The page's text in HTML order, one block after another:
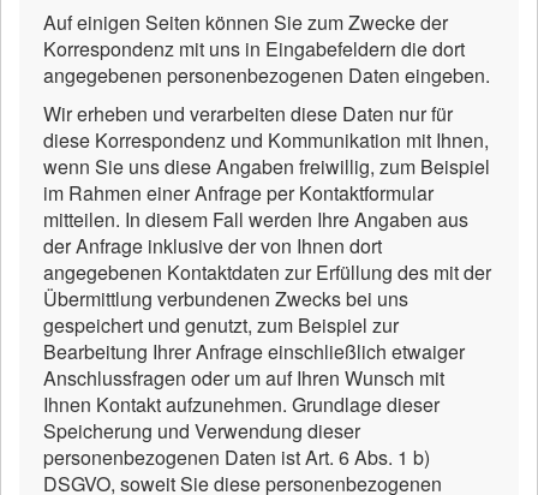
Auf einigen Seiten können Sie zum Zwecke der
Korrespondenz mit uns in Eingabefeldern die dort
angegebenen personenbezogenen Daten eingeben.
Wir erheben und verarbeiten diese Daten nur für
diese Korrespondenz und Kommunikation mit Ihnen,
wenn Sie uns diese Angaben freiwillig, zum Beispiel
im Rahmen einer Anfrage per Kontaktformular
mitteilen. In diesem Fall werden Ihre Angaben aus
der Anfrage inklusive der von Ihnen dort
angegebenen Kontaktdaten zur Erfüllung des mit der
Übermittlung verbundenen Zwecks bei uns
gespeichert und genutzt, zum Beispiel zur
Bearbeitung Ihrer Anfrage einschließlich etwaiger
Anschlussfragen oder um auf Ihren Wunsch mit
Ihnen Kontakt aufzunehmen. Grundlage dieser
Speicherung und Verwendung dieser
personenbezogenen Daten ist Art. 6 Abs. 1 b)
DSGVO, soweit Sie diese personenbezogenen